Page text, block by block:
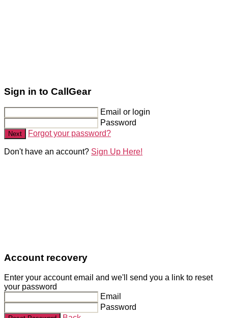
Sign in to CallGear
Email or login
Password
Next Forgot your password?
Don't have an account? Sign Up Here!
Account recovery
Enter your account email and we'll send you a link to reset
your password
Email
Password